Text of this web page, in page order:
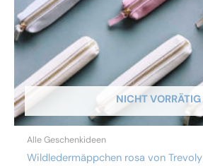
NICHT VORRÄTIG
Alle Geschenkideen
Wildledermäppchen rosa von Trevoly